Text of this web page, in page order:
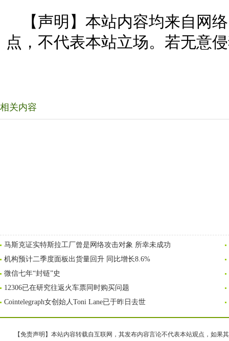
【声明】本站内容均来自网
点，不代表本站立场。若无意
相关内容
马斯克证实特斯拉工厂曾是网络攻击对象 所幸未成功
机构预计二季度面板出货量回升 同比增长8.6%
微信七年“封链”史
12306已在研究往返火车票同时购买问题
Cointelegraph女创始人Toni Lane已于昨日去世
【免责声明】本站内容转载自互联网，其发布内容言论不代表本站观点，如果